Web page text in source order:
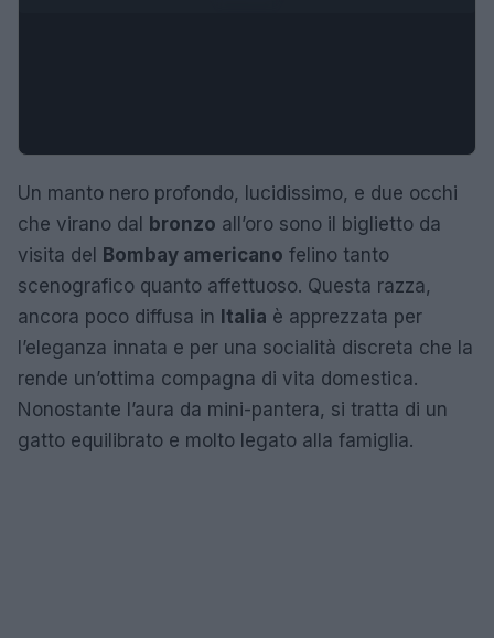
Un manto nero profondo, lucidissimo, e due occhi
che virano dal
bronzo all’oro sono il biglietto da
visita del
Bombay americano felino tanto
scenografico quanto affettuoso. Questa razza,
ancora poco diffusa in Italia è apprezzata per
l’eleganza innata e per una socialità discreta che la
rende un’ottima compagna di vita domestica.
Nonostante l’aura da mini-pantera, si tratta di un
gatto equilibrato e molto legato alla famiglia.